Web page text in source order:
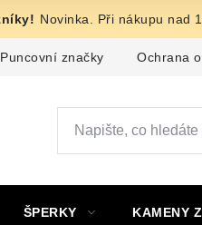
Novinka. Při nákupu nad
Puncovní značky Ochrana
ŠPERKY KAMENY